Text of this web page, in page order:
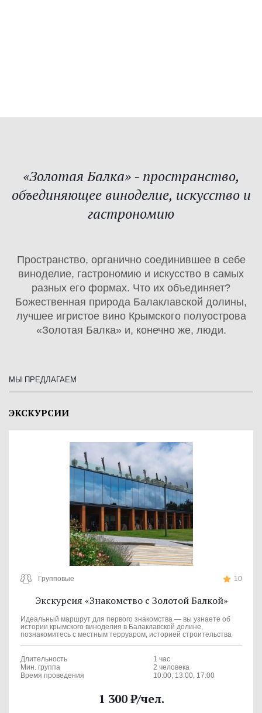
«Золотая Балка» - пространство,
объединяющее виноделие, искусство и
гастрономию
Пространство, органично соединившее в себе
виноделие, гастрономию и искусство в самых
разных его формах. Что их объединяет?
Божественная природа Балаклавской долины,
лучшее игристое вино Крымского полуострова
«Золотая Балка» и, конечно же, люди.
МЫ ПРЕДЛАГАЕМ
ЭКСКУРСИИ
Групповые 10
Экскурсия «Знакомство с Золотой Балкой»
Идеальный маршрут для первого знакомства — вы узнаете об
истории крымского виноделия в Балаклавской долине,
познакомитесь с местным терруаром, историей строительства
Длительность
1 час
Мин. группа
2 человека
Время проведения
10:00, 13:00, 17:00
1 300₽/чел.